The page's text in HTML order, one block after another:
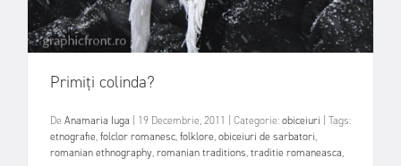
Primiți colinda?
De Anamaria Iuga 19 Decembrie, 2011 Categorie:obiceiuri
Tags:
etnografie,folclor romanesc,folklore,obiceiuri de sarbatori,
romanian ethnography,romanian traditions,traditie romaneasca,